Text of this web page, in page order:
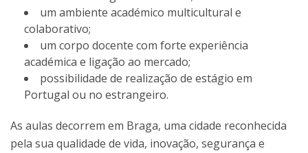
um ambiente académico multicultural e
colaborativo;
um corpo docente com forte experiência
académica e ligação ao mercado;
possibilidade de realização de estágio em
Portugal ou no estrangeiro.
As aulas decorrem em Braga, uma cidade reconhecida
pela sua qualidade de vida, inovação, segurança e